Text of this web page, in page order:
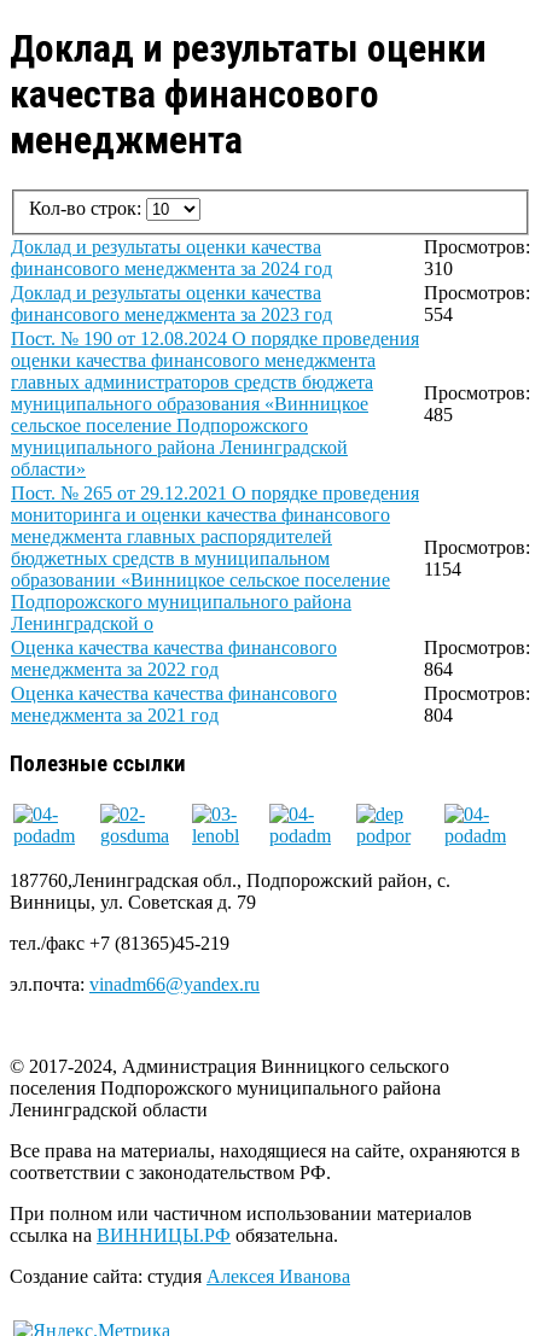
Доклад и результаты оценки
качества финансового
менеджмента
Кол-во строк:
Доклад и результаты оценки качества
финансового менеджмента за 2024 год
Просмотров:
310
Доклад и результаты оценки качества
финансового менеджмента за 2023 год
Просмотров:
554
Пост. № 190 от 12.08.2024 О порядке проведения
оценки качества финансового менеджмента
главных администраторов средств бюджета
муниципального образования «Винницкое
сельское поселение Подпорожского
муниципального района Ленинградской
области»
Просмотров:
485
Пост. № 265 от 29.12.2021 О порядке проведения
мониторинга и оценки качества финансового
менеджмента главных распорядителей
бюджетных средств в муниципальном
образовании «Винницкое сельское поселение
Подпорожского муниципального района
Ленинградской о
Просмотров:
1154
Оценка качества качества финансового
менеджмента за 2022 год
Просмотров:
864
Оценка качества качества финансового
менеджмента за 2021 год
Просмотров:
804
Полезные ссылки
187760,Ленинградская обл., Подпорожский район, с.
Винницы, ул. Советская д. 79
тел./факс +7 (81365)45-219
эл.почта: vinadm66@yandex.ru
© 2017-2024, Администрация Винницкого сельского
поселения Подпорожского муниципального района
Ленинградской области
Все права на материалы, находящиеся на сайте, охраняются в
соответствии с законодательством РФ.
При полном или частичном использовании материалов
ссылка на ВИННИЦЫ.РФ обязательна.
Создание сайта: студия Алексея Иванова